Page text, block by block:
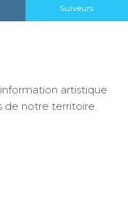
Suiveurs
artistique
de notre territoire.